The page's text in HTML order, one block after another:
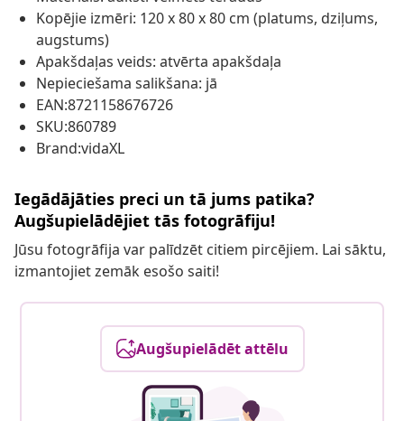
Kopējie izmēri: 120 x 80 x 80 cm (platums, dziļums,
augstums)
Apakšdaļas veids: atvērta apakšdaļa
Nepieciešama salikšana: jā
EAN:8721158676726
SKU:860789
Brand:vidaXL
Iegādājāties preci un tā jums patika?
Augšupielādējiet tās fotogrāfiju!
Jūsu fotogrāfija var palīdzēt citiem pircējiem. Lai sāktu,
izmantojiet zemāk esošo saiti!
Augšupielādēt attēlu